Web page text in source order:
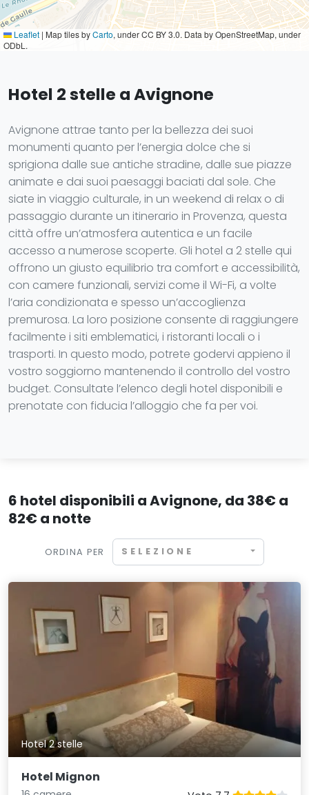
Leaflet | Map tiles byCarto, under CC BY 3.0. Data by OpenStreetMap, under
ODbL.
Hotel 2 stelle a Avignone
Avignone attrae tanto per la bellezza dei suoi
monumenti quanto per l’energia dolce che si
sprigiona dalle sue antiche stradine, dalle sue piazze
animate e dai suoi paesaggi baciati dal sole. Che
siate in viaggio culturale, in un weekend di relax o di
passaggio durante un itinerario in Provenza, questa
città offre un’atmosfera autentica e un facile
accesso a numerose scoperte. Gli hotel a 2 stelle qui
offrono un giusto equilibrio tra comfort e accessibilità,
con camere funzionali, servizi come il Wi-Fi, a volte
l’aria condizionata e spesso un’accoglienza
premurosa. La loro posizione consente di raggiungere
facilmente i siti emblematici, i ristoranti locali o i
trasporti. In questo modo, potrete godervi appieno il
vostro soggiorno mantenendo il controllo del vostro
budget. Consultate l’elenco degli hotel disponibili e
prenotate con fiducia l’alloggio che fa per voi.
6 hotel disponibili a Avignone, da 38€ a
82€ a notte
ORDINA PER SELEZIONE
Hotel 2 stelle
Hotel Mignon